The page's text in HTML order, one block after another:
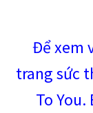
Để xem
trang sức
To